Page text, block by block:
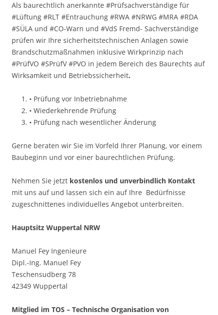
Als baurechtlich anerkannte #Prüfsachverständige für
#Lüftung #RLT #Entrauchung #RWA #NRWG #MRA #RDA
#SÜLA und #CO-Warn und #VdS Fremd- Sachverständige
prüfen wir Ihre sicherheitstechnischen Anlagen sowie
Brandschutzmaßnahmen inklusive Wirkprinzip nach
#PrüfVO #SPrüfV #PVO in jedem Bereich des Baurechts auf
Wirksamkeit und Betriebssicherheit.
• Prüfung vor Inbetriebnahme
• Wiederkehrende Prüfung
• Prüfung nach wesentlicher Änderung
Gerne beraten wir Sie im Vorfeld Ihrer Planung, vor einem
Baubeginn und vor einer baurechtlichen Prüfung.
Nehmen Sie jetzt kostenlos und unverbindlich Kontakt
mit uns auf und lassen sich ein auf Ihre Bedürfnisse
zugeschnittenes individuelles Angebot unterbreiten.
Hauptsitz Wuppertal NRW
Manuel Fey Ingenieure
Dipl.-Ing. Manuel Fey
Teschensudberg 78
42349 Wuppertal
Mitglied im TOS – Technische Organisation von